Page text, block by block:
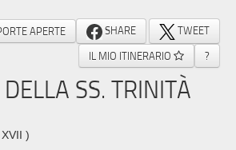
APERTE SHARE
TWEET
IL MIO ITINERARIO
?
SS. TRINITÀ
)